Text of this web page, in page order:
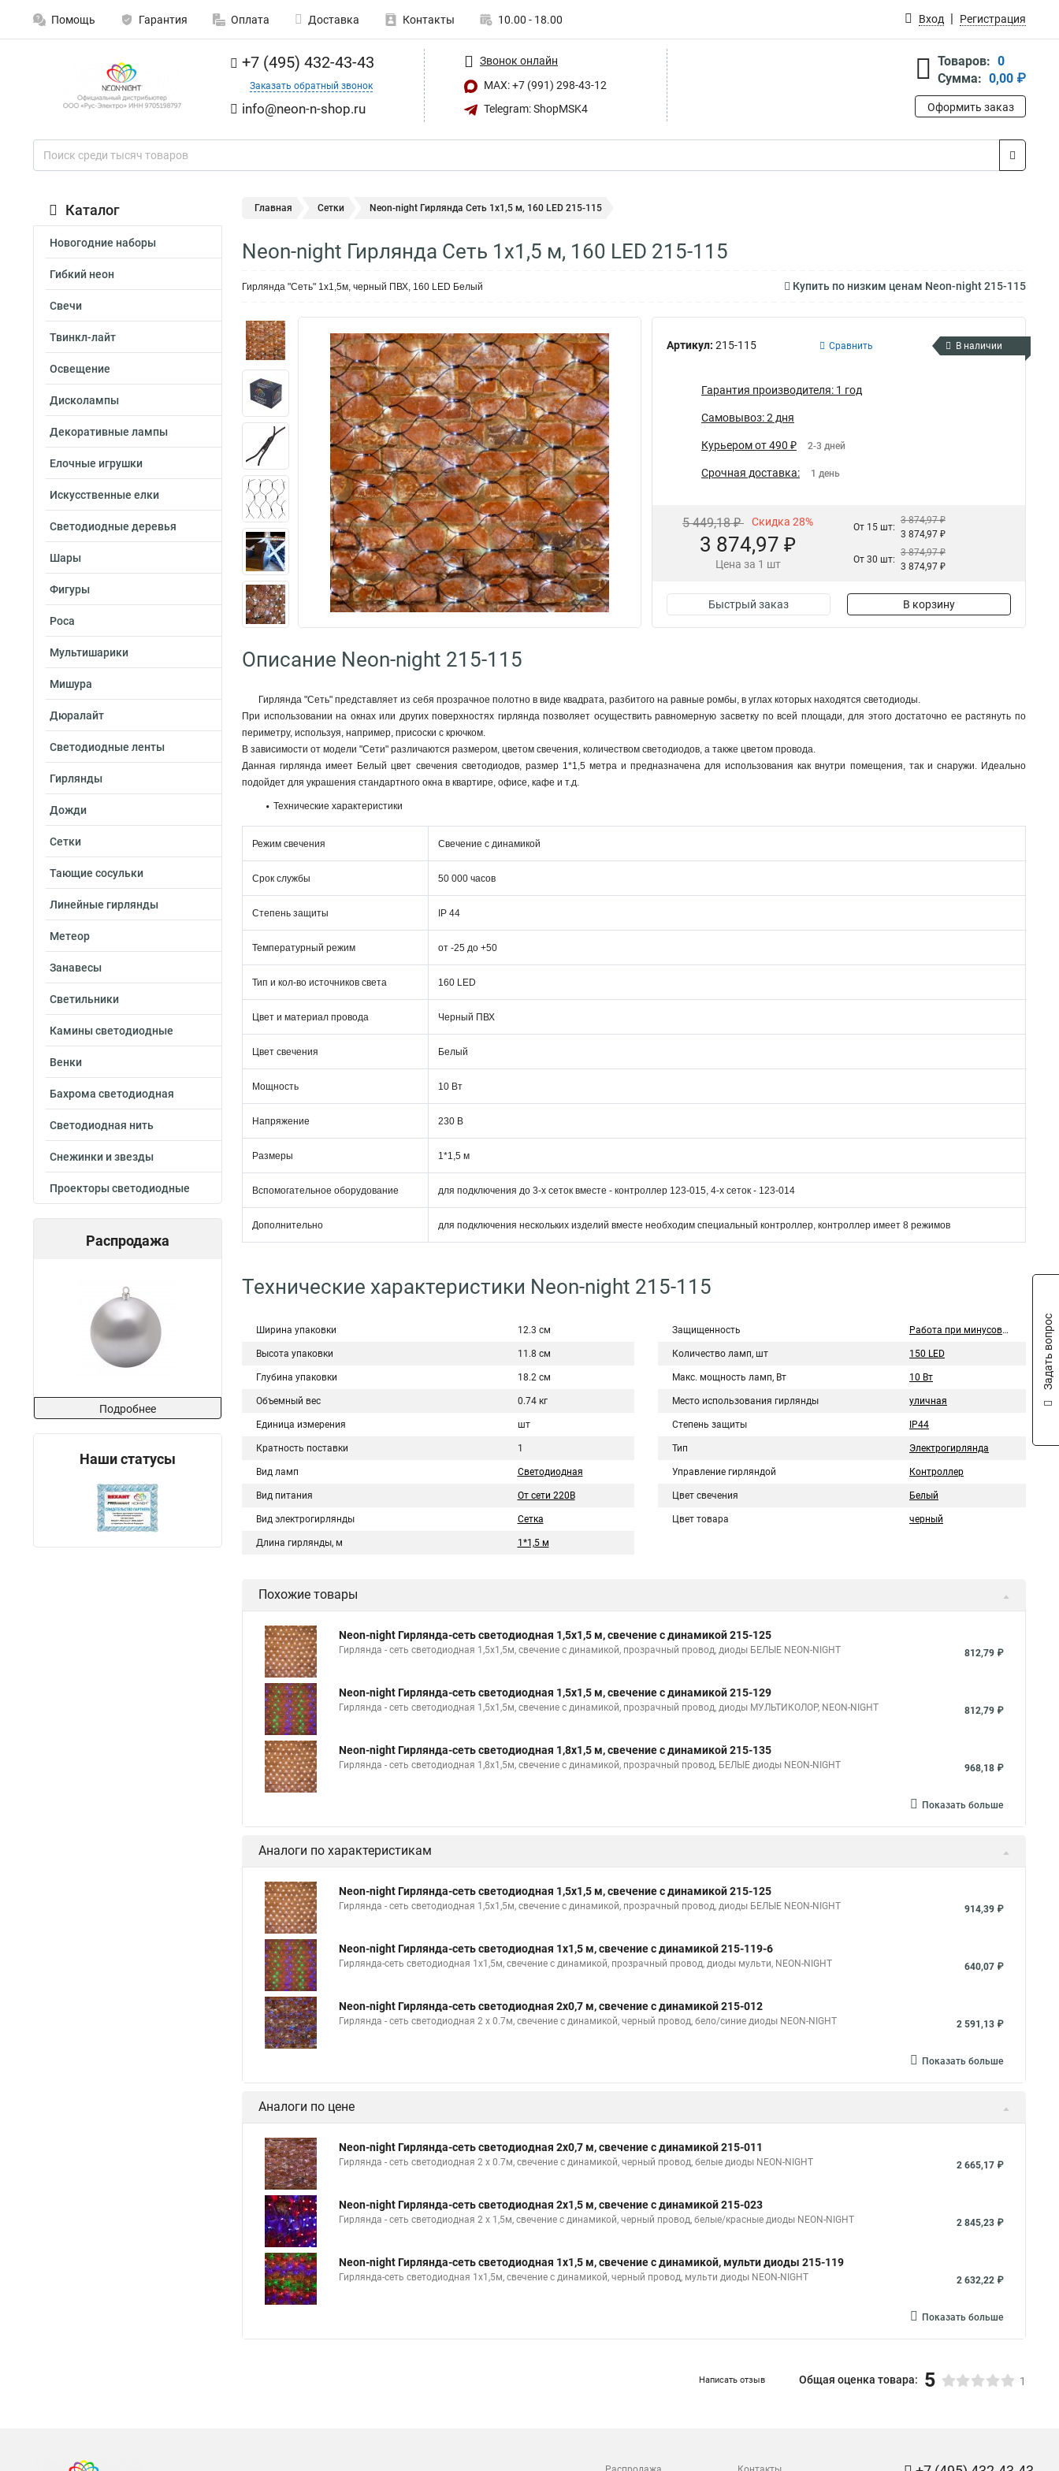
Помощь Гарантия Оплата Доставка Контакты 10.00 - 18.00 Вход Регистрация
+7 (495) 432-43-43
Заказать обратный звонок
info@neon-n-shop.ru
Звонок онлайн
MAX: +7 (991) 298-43-12
Telegram: ShopMSK4
Товаров: 0
Сумма: 0,00 ₽
Оформить заказ
Каталог
Новогодние наборы
Гибкий неон
Свечи
Твинкл-лайт
Освещение
Дисколампы
Декоративные лампы
Елочные игрушки
Искусственные елки
Светодиодные деревья
Шары
Фигуры
Роса
Мультишарики
Мишура
Дюралайт
Светодиодные ленты
Гирлянды
Дожди
Сетки
Тающие сосульки
Линейные гирлянды
Метеор
Занавесы
Светильники
Камины светодиодные
Венки
Бахрома светодиодная
Светодиодная нить
Снежинки и звезды
Проекторы светодиодные
Распродажа
Подробнее
Наши статусы
Главная Сетки Neon-night Гирлянда Сеть 1х1,5 м, 160 LED 215-115
Neon-night Гирлянда Сеть 1х1,5 м, 160 LED 215-115
Гирлянда "Сеть" 1х1,5м, черный ПВХ, 160 LED Белый Купить по низким ценам Neon-night 215-115
Артикул: 215-115 Сравнить В наличии
Гарантия производителя: 1 год
Самовывоз: 2 дня
Курьером от 490 ₽ 2-3 дней
Срочная доставка: 1 день
5 449,18 ₽ Скидка 28%
3 874,97 ₽
Цена за 1 шт
От 15 шт:
3 874,97 ₽
3 874,97 ₽
От 30 шт:
3 874,97 ₽
3 874,97 ₽
Быстрый заказ В корзину
Описание Neon-night 215-115
Гирлянда "Сеть" представляет из себя прозрачное полотно в виде квадрата, разбитого на равные ромбы, в углах которых находятся светодиоды.
При использовании на окнах или других поверхностях гирлянда позволяет осуществить равномерную засветку по всей площади, для этого достаточно ее растянуть по
периметру, используя, например, присоски с крючком.
В зависимости от модели "Сети" различаются размером, цветом свечения, количеством светодиодов, а также цветом провода.
Данная гирлянда имеет Белый цвет свечения светодиодов, размер 1*1,5 метра и предназначена для использования как внутри помещения, так и снаружи. Идеально
подойдет для украшения стандартного окна в квартире, офисе, кафе и т.д.
Технические характеристики
Режим свечения Свечение с динамикой
Срок службы 50 000 часов
Степень защиты IP 44
Температурный режим от -25 до +50
Тип и кол-во источников света 160 LED
Цвет и материал провода Черный ПВХ
Цвет свечения Белый
Мощность 10 Вт
Напряжение 230 В
Размеры 1*1,5 м
Вспомогательное оборудование для подключения до 3-х сеток вместе - контроллер 123-015, 4-х сеток - 123-014
Дополнительно для подключения нескольких изделий вместе необходим специальный контроллер, контроллер имеет 8 режимов
Технические характеристики Neon-night 215-115
Ширина упаковки 12.3 см
Высота упаковки 11.8 см
Глубина упаковки 18.2 см
Объемный вес 0.74 кг
Единица измерения шт
Кратность поставки 1
Вид ламп Светодиодная
Вид питания От сети 220В
Вид электрогирлянды Сетка
Длина гирлянды, м 1*1,5 м
Защищенность Работа при минусовых температурах
Количество ламп, шт 150 LED
Макс. мощность ламп, Вт 10 Вт
Место использования гирлянды уличная
Степень защиты IP44
Тип Электрогирлянда
Управление гирляндой Контроллер
Цвет свечения Белый
Цвет товара черный
Похожие товары
Neon-night Гирлянда-сеть светодиодная 1,5х1,5 м, свечение с динамикой 215-125
Гирлянда - сеть светодиодная 1,5х1,5м, свечение с динамикой, прозрачный провод, диоды БЕЛЫЕ NEON-NIGHT 812,79 ₽
Neon-night Гирлянда-сеть светодиодная 1,5х1,5 м, свечение с динамикой 215-129
Гирлянда - сеть светодиодная 1,5х1,5м, свечение с динамикой, прозрачный провод, диоды МУЛЬТИКОЛОР, NEON-NIGHT 812,79 ₽
Neon-night Гирлянда-сеть светодиодная 1,8х1,5 м, свечение с динамикой 215-135
Гирлянда - сеть светодиодная 1,8х1,5м, свечение с динамикой, прозрачный провод, БЕЛЫЕ диоды NEON-NIGHT 968,18 ₽
Показать больше
Аналоги по характеристикам
Neon-night Гирлянда-сеть светодиодная 1,5х1,5 м, свечение с динамикой 215-125
Гирлянда - сеть светодиодная 1,5х1,5м, свечение с динамикой, прозрачный провод, диоды БЕЛЫЕ NEON-NIGHT 914,39 ₽
Neon-night Гирлянда-сеть светодиодная 1х1,5 м, свечение с динамикой 215-119-6
Гирлянда-сеть светодиодная 1х1,5м, свечение с динамикой, прозрачный провод, диоды мульти, NEON-NIGHT 640,07 ₽
Neon-night Гирлянда-сеть светодиодная 2х0,7 м, свечение с динамикой 215-012
Гирлянда - сеть светодиодная 2 х 0.7м, свечение с динамикой, черный провод, бело/синие диоды NEON-NIGHT 2 591,13 ₽
Показать больше
Аналоги по цене
Neon-night Гирлянда-сеть светодиодная 2х0,7 м, свечение с динамикой 215-011
Гирлянда - сеть светодиодная 2 х 0.7м, свечение с динамикой, черный провод, белые диоды NEON-NIGHT 2 665,17 ₽
Neon-night Гирлянда-сеть светодиодная 2х1,5 м, свечение с динамикой 215-023
Гирлянда - сеть светодиодная 2 х 1,5м, свечение с динамикой, черный провод, белые/красные диоды NEON-NIGHT 2 845,23 ₽
Neon-night Гирлянда-сеть светодиодная 1х1,5 м, свечение с динамикой, мульти диоды 215-119
Гирлянда-сеть светодиодная 1х1,5м, свечение с динамикой, черный провод, мульти диоды NEON-NIGHT 2 632,22 ₽
Показать больше
Написать отзыв Общая оценка товара: 5 1
Задать вопрос